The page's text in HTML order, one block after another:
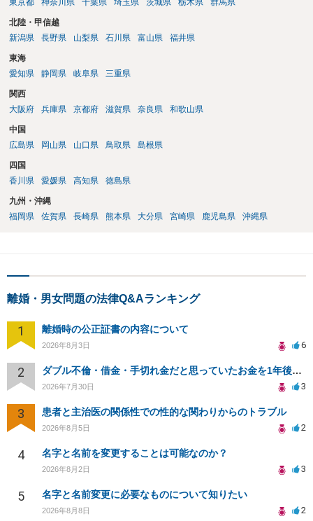
東京都
神奈川県 千葉県 埼玉県 茨城県 栃木県 群馬県
北陸・甲信越
新潟県
長野県 山梨県 石川県 富山県 福井県
東海
愛知県
静岡県 岐阜県 三重県
関西
大阪府
兵庫県 京都府 滋賀県 奈良県 和歌山県
中国
広島県
岡山県 山口県 鳥取県 島根県
四国
香川県
愛媛県 高知県 徳島県
九州・沖縄
福岡県
佐賀県 長崎県 熊本県 大分県 宮崎県 鹿児島県 沖縄県
離婚・男女問題の法律Q&Aランキング
1 離婚時の公正証書の内容について
2026年8月3日 6
2 ダブル不倫・借金・手切れ金だと思っていたお金を1年後いまさら脅迫罪として通知書が来てまとめて請求
2026年7月30日 3
3 患者と主治医の関係性での性的な関わりからのトラブル
2026年8月5日 2
4 名字と名前を変更することは可能なのか？
2026年8月2日 3
5 名字と名前変更に必要なものについて知りたい
2026年8月8日 2